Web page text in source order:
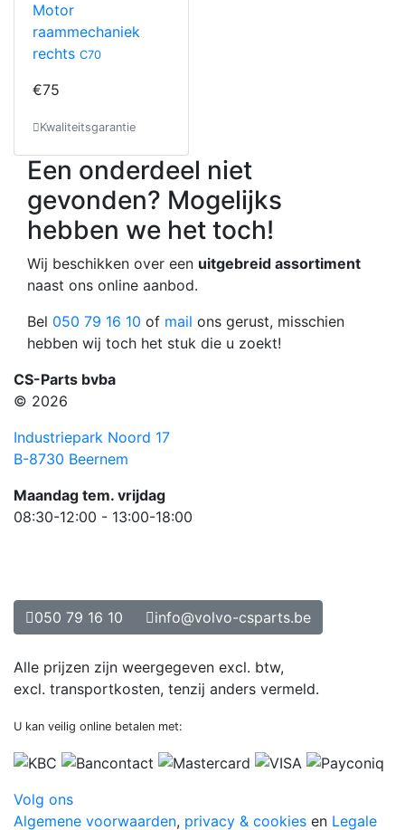
Motor
raammechaniek
rechts C70
€75
Kwaliteitsgarantie
Een onderdeel niet
gevonden? Mogelijks
hebben we het toch!
Wij beschikken over een uitgebreid assortiment
naast ons online aanbod.
Bel 050 79 16 10 of mail ons gerust, misschien
hebben wij toch het stuk die u zoekt!
CS-Parts bvba
© 2026
Industriepark Noord 17
B-8730 Beernem
Maandag tem. vrijdag
08:30-12:00 - 13:00-18:00
050 79 16 10 info@volvo-csparts.be
Alle prijzen zijn weergegeven excl. btw,
excl. transportkosten, tenzij anders vermeld.
U kan veilig online betalen met:
Volg ons
Algemene voorwaarden, privacy & cookies en Legale